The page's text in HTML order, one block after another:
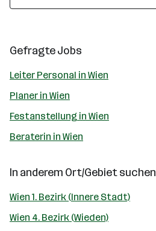
Gefragte Jobs
Leiter Personal in Wien
Planer in Wien
Festanstellung in Wien
Beraterin in Wien
In anderem Ort/Gebiet suchen
Wien 1. Bezirk (Innere Stadt)
Wien 4. Bezirk (Wieden)